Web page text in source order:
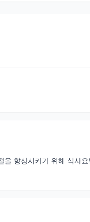
향상시키기 위해 식사